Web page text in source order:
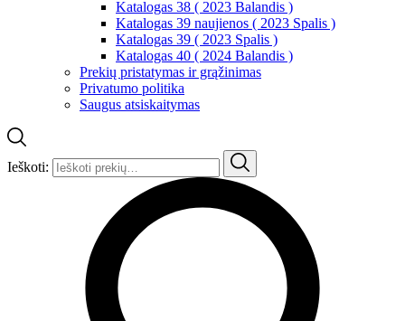
Katalogas 38 ( 2023 Balandis )
Katalogas 39 naujienos ( 2023 Spalis )
Katalogas 39 ( 2023 Spalis )
Katalogas 40 ( 2024 Balandis )
Prekių pristatymas ir grąžinimas
Privatumo politika
Saugus atsiskaitymas
Ieškoti: